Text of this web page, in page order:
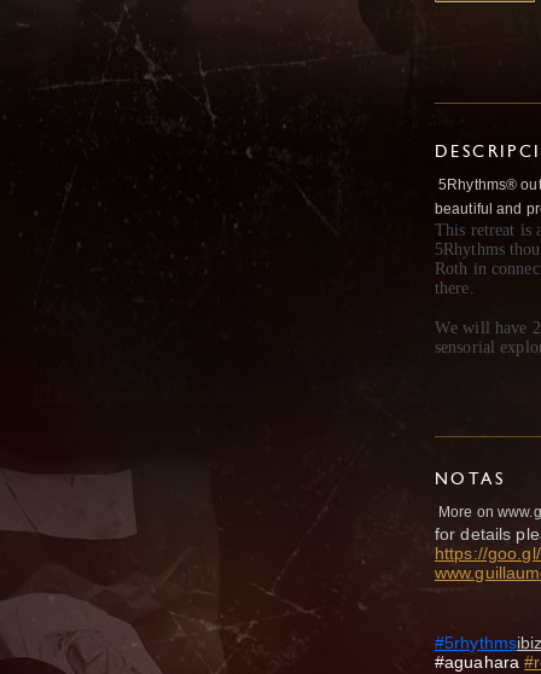
5Rhythms®
beautiful and
This retreat is
5Rhythms
Roth in
there.
We will have
sensorial
NOTAS
More on
for details
https://
#5rhythms
#aguahara